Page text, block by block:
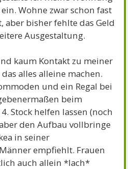
Wohne zwar schon fast
aber bisher fehlte das Geld
Ausgestaltung.
kaum Kontakt zu meiner
alles alleine machen.
und ein Regal bei
beim
Stock helfen lassen (noch
den Aufbau vollbringe
in seiner
empfiehlt. Frauen
auch allein *lach*